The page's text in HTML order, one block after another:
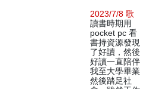
2023/7/8 歌
讀書時期用
pocket pc 看
書持資源發現
了好讀，然後
好讀一直陪伴
我至大學畢業
然後踏足社